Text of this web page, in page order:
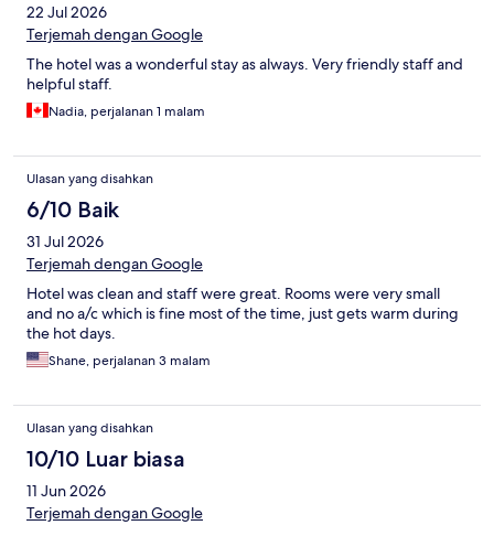
22 Jul 2026
Terjemah dengan Google
The hotel was a wonderful stay as always. Very friendly staff and
helpful staff.
Nadia, perjalanan 1 malam
Ulasan yang disahkan
6/10 Baik
31 Jul 2026
Terjemah dengan Google
Hotel was clean and staff were great. Rooms were very small
and no a/c which is fine most of the time, just gets warm during
the hot days.
Shane, perjalanan 3 malam
Ulasan yang disahkan
10/10 Luar biasa
11 Jun 2026
Terjemah dengan Google